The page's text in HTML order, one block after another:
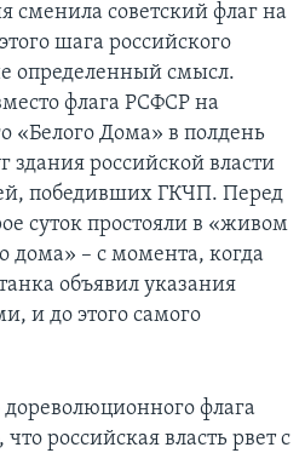
сменила советский флаг на
шага российского
определенный смысл.
флага РСФСР на
«Белого Дома» в полдень
здания российской власти
победивших ГКЧП. Перед
суток простояли в «живом
дома» – с момента, когда
объявил указания
и до этого самого
флага
российская власть рвет с